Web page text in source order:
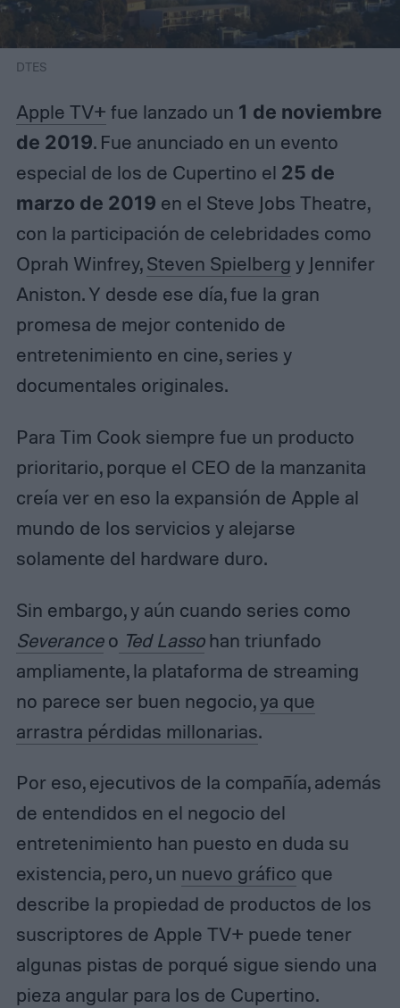
DTES
Apple TV+ fue lanzado un 1 de noviembre
de 2019. Fue anunciado en un evento
especial de los de Cupertino el 25 de
marzo de 2019 en el Steve Jobs Theatre,
con la participación de celebridades como
Oprah Winfrey,Steven Spielberg y Jennifer
Aniston. Y desde ese día, fue la gran
promesa de mejor contenido de
entretenimiento en cine, series y
documentales originales.
Para Tim Cook siempre fue un producto
prioritario, porque el CEO de la manzanita
creía ver en eso la expansión de Apple al
mundo de los servicios y alejarse
solamente del hardware duro.
Sin embargo, y aún cuando series como
Severanceo Ted Lassohan triunfado
ampliamente, la plataforma de streaming
no parece ser buen negocio,ya que
arrastra pérdidas millonarias.
Por eso, ejecutivos de la compañía, además
de entendidos en el negocio del
entretenimiento han puesto en duda su
existencia, pero, un nuevo gráfico que
describe la propiedad de productos de los
suscriptores de Apple TV+ puede tener
algunas pistas de porqué sigue siendo una
pieza angular para los de Cupertino.